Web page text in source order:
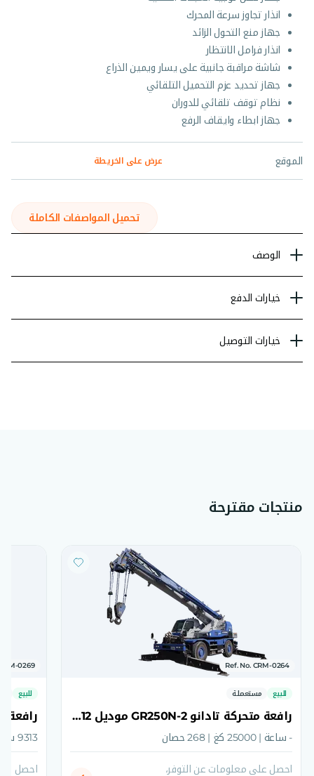
انذار تجاوز سرعة المحرك
جهاز منع التحول الزائد
انذار فرامل الانتظار
شاشة مراقبة جانبية على يسار ويمين الذراع
جهاز تحديد عزم التحميل التلقائي
نظام توقف تلقائي للدوران
جهاز ابطاء وايقاف الرفع
الموقع عرض على الخريطة
تحميل المواصفات الكاملة
الوصف
خيارات الدفع
خيارات التوصيل
منتجات مقترحة
Ref. No. CRM-0264
للبيع
مستعملة
رافعة متحركة تادانو GR250N-2 موديل 2012
- ساعة | 25000 كغ | 268 حصان
احصل على معلومات عن التوفر،
0269
للبيع
9313 ساعة | 25000 كغ | 268 حصان
احصل